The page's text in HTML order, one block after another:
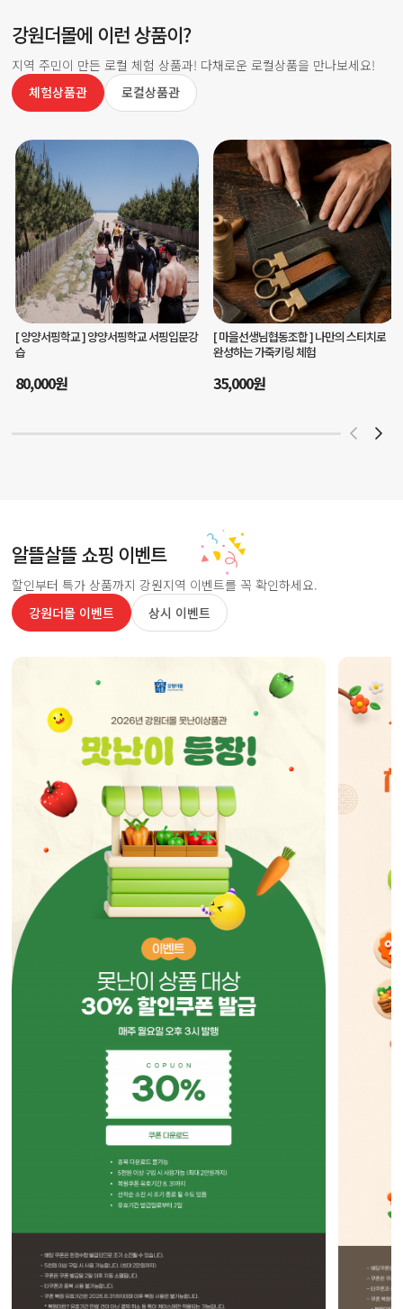
강원더몰에 이런 상품이?
지역 주민이 만든 로컬 체험 상품과! 다채로운 로컬상품을 만나보세요!
체험상품관
로컬상품관
[ 마을선생님협동조합 ]나만의 스티치로
완성하는 가죽키링 체험
35,000원
[ 글마루평생교육원주식회사 ]영월 저세마
을 치유여행 - 피안의 반나절 치유코스
70,000원
알뜰살뜰 쇼핑 이벤트
할인부터 특가 상품까지 강원지역 이벤트를 꼭 확인하세요.
강원더몰 이벤트
상시 이벤트